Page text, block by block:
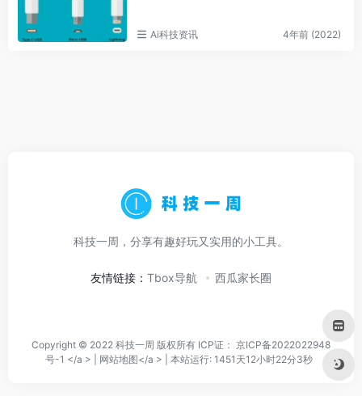
Ai科技资讯 4年前 (2022)
科技一周，分享有趣好玩又实用的小工具。
友情链接： Tbox导航 西瓜家长圈
Copyright © 2022 科技一周 版权所有 ICP证： 京ICP备2022022948
号-1 </a > | 网站地图</a > | 本站运行: 1451天12小时22分3秒